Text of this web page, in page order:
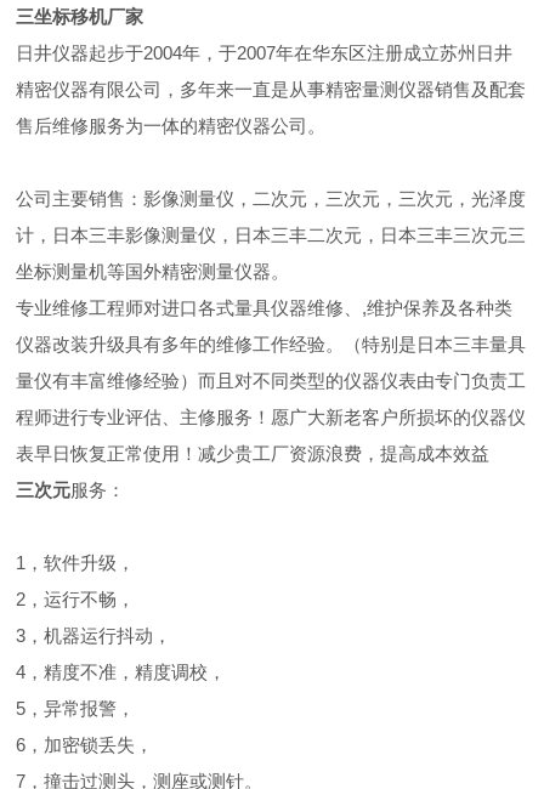
三坐标移机厂家
日井仪器起步于2004年，于2007年在华东区注册成立苏州日井
精密仪器有限公司，多年来一直是从事精密量测仪器销售及配套
售后维修服务为一体的精密仪器公司。
公司主要销售：影像测量仪，二次元，三次元，三次元，光泽度
计，日本三丰影像测量仪，日本三丰二次元，日本三丰三次元三
坐标测量机等国外精密测量仪器。
专业维修工程师对进口各式量具仪器维修、,维护保养及各种类
仪器改装升级具有多年的维修工作经验。（特别是日本三丰量具
量仪有丰富维修经验）而且对不同类型的仪器仪表由专门负责工
程师进行专业评估、主修服务！愿广大新老客户所损坏的仪器仪
表早日恢复正常使用！减少贵工厂资源浪费，提高成本效益
三次元服务：
1，软件升级，
2，运行不畅，
3，机器运行抖动，
4，精度不准，精度调校，
5，异常报警，
6，加密锁丢失，
7，撞击过测头，测座或测针。